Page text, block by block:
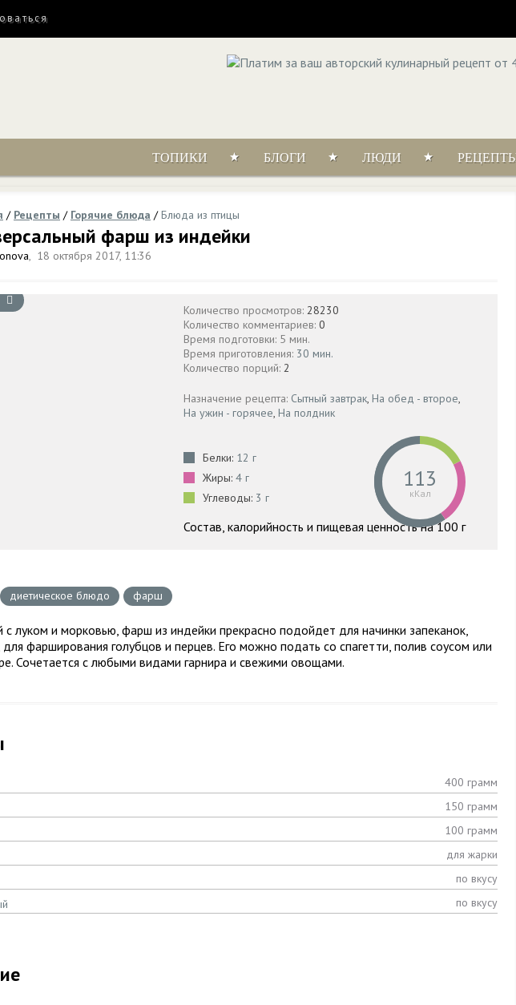
ТОПИКИ БЛОГИ ЛЮДИ
/ Рецепты / Горячие блюда /Блюда из птицы
фарш из индейки
, 18 октября 2017, 11:36
Количество просмотров: 28230
Количество комментариев: 0
Время подготовки: 5 мин.
Время приготовления: 30 мин.
Количество порций: 2
Назначение рецепта: Сытный завтрак, На обед - второе,
На ужин - горячее, На полдник
Белки: 12 г
Жиры: 4 г
Углеводы: 3 г
113
кКал
Состав, калорийность и пищевая ценность на 100 г
диетическое блюдо фарш
луком и морковью, фарш из индейки прекрасно подойдет для начинки запеканок,
для фарширования голубцов и перцев. Его можно подать со спагетти, полив соусом или
Сочетается с любыми видами гарнира и свежими овощами.
400 грамм
150 грамм
100 грамм
для жарки
по вкусу
по вкусу